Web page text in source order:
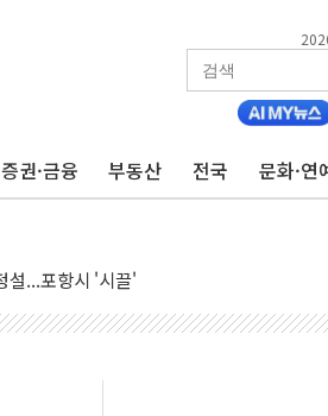
증권·금융 부동산 전국 문화·연
'…9월 금리 인상 기대 후퇴
정 체결
종자 7359명 끝까지 찾겠다"
워시엔 톤 낮춰
거름…수도권 집중 완화 전환점"
의' 주재… "전폭적 공급 확대·속도전 총력"